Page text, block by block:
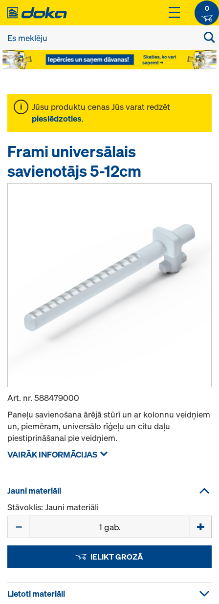
0
Jūsu produktu cenas Jūs varat redzēt
pieslēdzoties.
Frami universālais
savienotājs 5-12cm
Art. nr. 588479000
Paneļu savienošana ārējā stūrī un ar kolonnu veidņiem
un, piemēram, universālo rīģeļu un citu daļu
piestiprināšanai pie veidņiem.
VAIRĀK INFORMĀCIJAS
Jauni materiāli
Stāvoklis: Jauni materiāli
IELIKT GROZĀ
Lietoti materiāli